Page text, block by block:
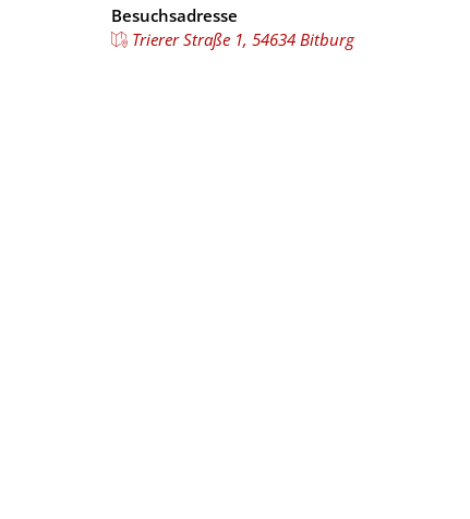
Besuchsadresse
Trierer Straße 1, 54634 Bitburg